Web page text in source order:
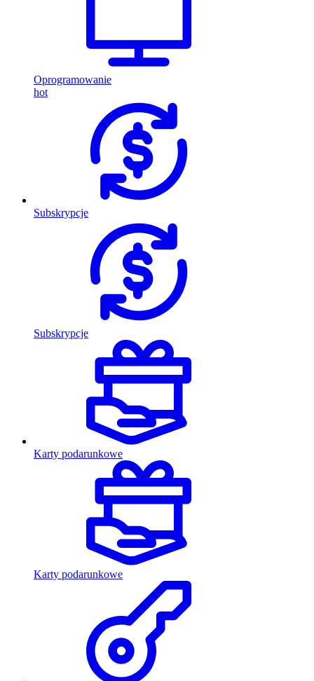
Oprogramowanie
hot
Subskrypcje
Subskrypcje
Karty podarunkowe
Karty podarunkowe